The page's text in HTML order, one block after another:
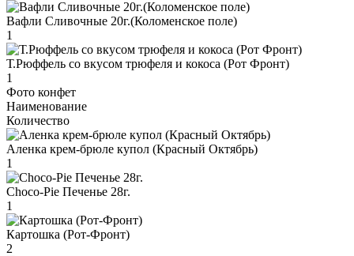
Вафли Сливочные 20г.(Коломенское поле)
1
Т.Рюффель со вкусом трюфеля и кокоса (Рот Фронт)
1
Фото конфет
Наименование
Количество
Аленка крем-брюле купол (Красный Октябрь)
1
Choco-Pie Печенье 28г.
1
Картошка (Рот-Фронт)
2